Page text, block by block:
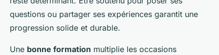
questions ou partager ses expériences garantit une
progression solide et durable.
Une bonne formation multiplie les occasions